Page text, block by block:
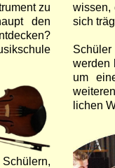
zu
den
wissen,
sich
werden
um
lichen